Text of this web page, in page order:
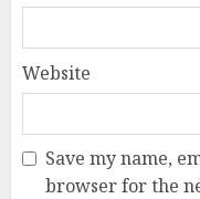
Website
Save my name,
browser for the